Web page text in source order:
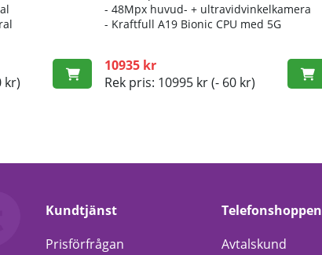
kr)
- 48Mpx huvud- + ultravidvinkelkamera
- Kraftfull A19 Bionic CPU med 5G
10935 kr
Rek pris: 10995 kr(- 60 kr)
Kundtjänst
Prisförfrågan
Telefonshoppen
Avtalskund